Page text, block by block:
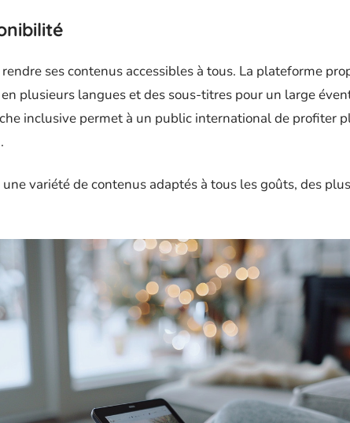
ses contenus accessibles à tous. La plateforme
plusieurs langues et des sous-titres pour un large
inclusive permet à un public international de profiter
variété de contenus adaptés à tous les goûts, des